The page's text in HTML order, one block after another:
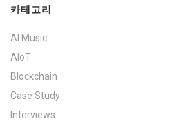
카테고리
AI Music
AIoT
Blockchain
Case Study
Interviews